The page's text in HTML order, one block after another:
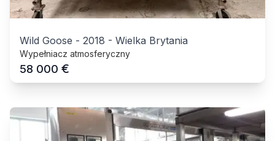
Wild Goose - 2018 - Wielka Brytania
Wypełniacz atmosferyczny
58 000 €